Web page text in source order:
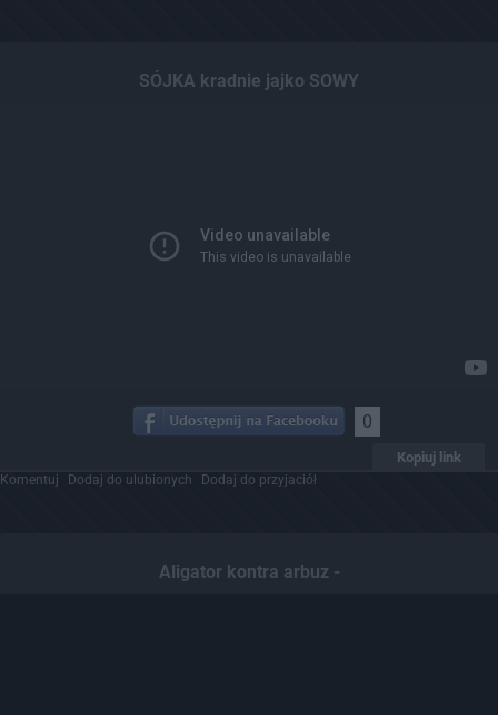
SÓJKA kradnie jajko SOWY
0
Kopiuj link
Komentuj Dodaj do ulubionych Dodaj do przyjaciół
Aligator kontra arbuz -